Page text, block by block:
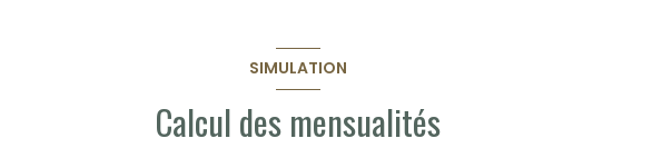
SIMULATION
Calcul des mensualités